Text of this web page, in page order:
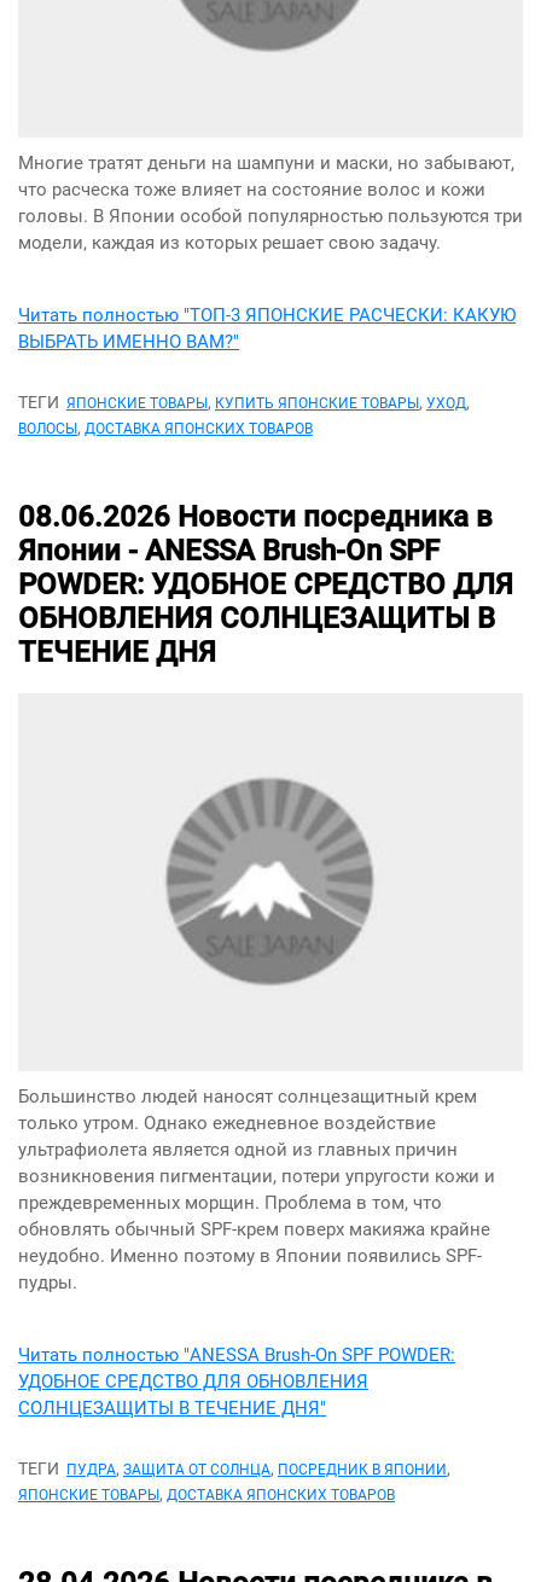
Многие тратят деньги на шампуни и маски, но забывают,
что расческа тоже влияет на состояние волос и кожи
головы. В Японии особой популярностью пользуются три
модели, каждая из которых решает свою задачу.
Читать полностью "ТОП-3 ЯПОНСКИЕ РАСЧЕСКИ: КАКУЮ
ВЫБРАТЬ ИМЕННО ВАМ?"
ТЕГИ ЯПОНСКИЕ ТОВАРЫ, КУПИТЬ ЯПОНСКИЕ ТОВАРЫ, УХОД,
ВОЛОСЫ, ДОСТАВКА ЯПОНСКИХ ТОВАРОВ
08.06.2026 Новости посредника в
Японии - ANESSA Brush-On SPF
POWDER: УДОБНОЕ СРЕДСТВО ДЛЯ
ОБНОВЛЕНИЯ СОЛНЦЕЗАЩИТЫ В
ТЕЧЕНИЕ ДНЯ
Большинство людей наносят солнцезащитный крем
только утром. Однако ежедневное воздействие
ультрафиолета является одной из главных причин
возникновения пигментации, потери упругости кожи и
преждевременных морщин. Проблема в том, что
обновлять обычный SPF-крем поверх макияжа крайне
неудобно. Именно поэтому в Японии появились SPF-
пудры.
Читать полностью "ANESSA Brush-On SPF POWDER:
УДОБНОЕ СРЕДСТВО ДЛЯ ОБНОВЛЕНИЯ
СОЛНЦЕЗАЩИТЫ В ТЕЧЕНИЕ ДНЯ"
ТЕГИ ПУДРА, ЗАЩИТА ОТ СОЛНЦА, ПОСРЕДНИК В ЯПОНИИ ,
ЯПОНСКИЕ ТОВАРЫ , ДОСТАВКА ЯПОНСКИХ ТОВАРОВ